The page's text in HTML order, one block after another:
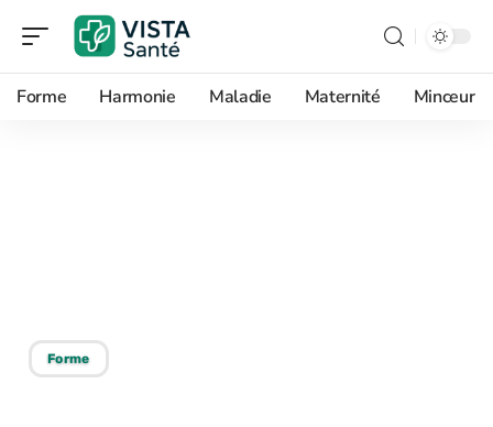
Forme Harmonie Maladie Maternité Minceur
Forme